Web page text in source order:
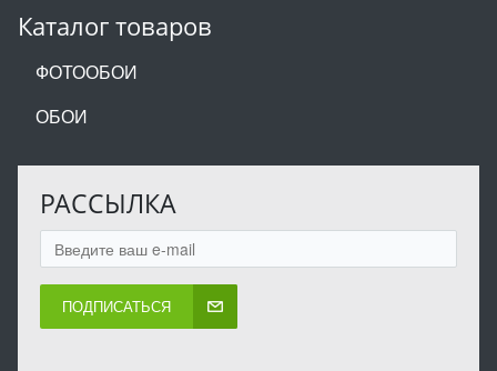
Каталог товаров
ФОТООБОИ
ОБОИ
РАССЫЛКА
ПОДПИСАТЬСЯ